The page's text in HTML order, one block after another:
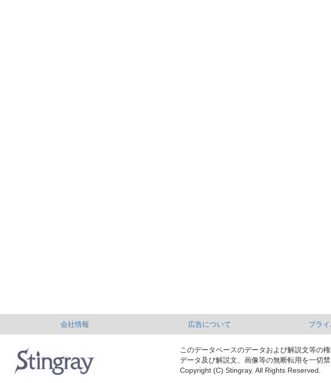
会社情報 広告について プラ
このデータベースのデータおよび解説文等の
データ及び解説文、画像等の無断転用を一切禁
Copyright (C) Stingray. All Rights Reserved.